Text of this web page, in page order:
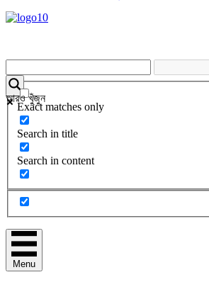
আরও খুঁজুন
Exact matches only
Search in title
Search in content
Menu